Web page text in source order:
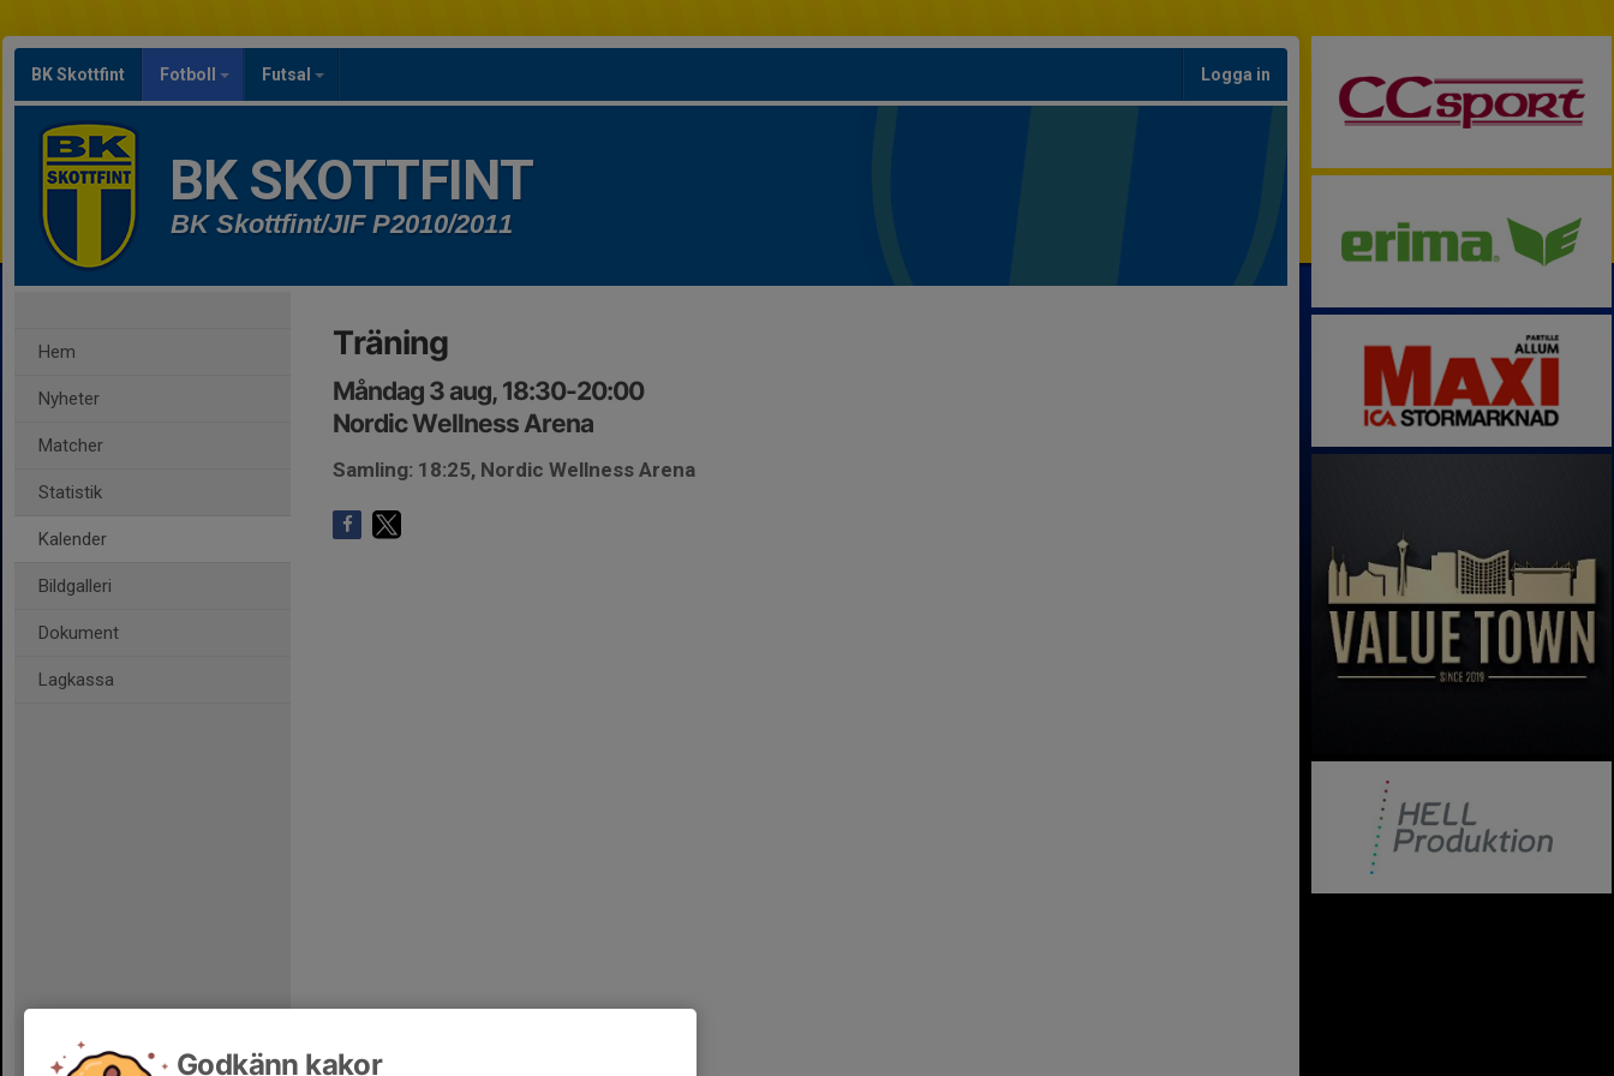
BK Skottfint Fotboll Futsal Logga in
BK SKOTTFINT
BK Skottfint/JIF P2010/2011
Hem
Nyheter
Matcher
Statistik
Kalender
Bildgalleri
Dokument
Lagkassa
Träning
Måndag 3 aug, 18:30-20:00
Nordic Wellness Arena
Samling: 18:25, Nordic Wellness Arena
Godkänn kakor